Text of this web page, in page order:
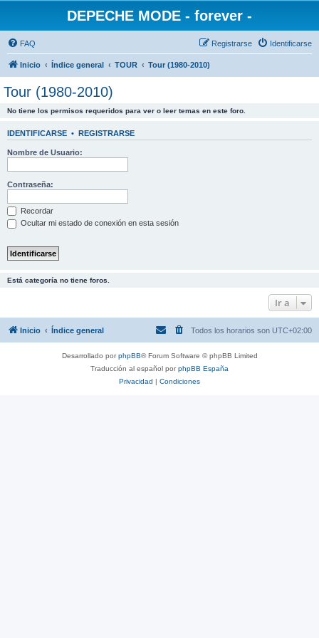
DEPECHE MODE - forever -
FAQ Identificarse
Registrarse
Inicio Índice general TOUR Tour (1980-2010)
Tour (1980-2010)
No tiene los permisos requeridos para ver o leer temas en este foro.
IDENTIFICARSE • REGISTRARSE
Nombre de Usuario:
Contraseña:
Recordar
Ocultar mi estado de conexión en esta sesión
Está categoría no tiene foros.
Ir a
Inicio Índice general Todos los horarios son UTC+02:00
Desarrollado porphpBB® Forum Software © phpBB Limited
Traducción al español porphpBB España
Privacidad | Condiciones